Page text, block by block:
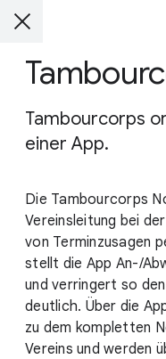
Tambourcorps
einer App.
Die Tambourcorps
Vereinsleitung bei
von Terminzusagen
stellt die App An-/
und verringert so
deutlich. Über die
zu dem kompletten
Vereins und werden